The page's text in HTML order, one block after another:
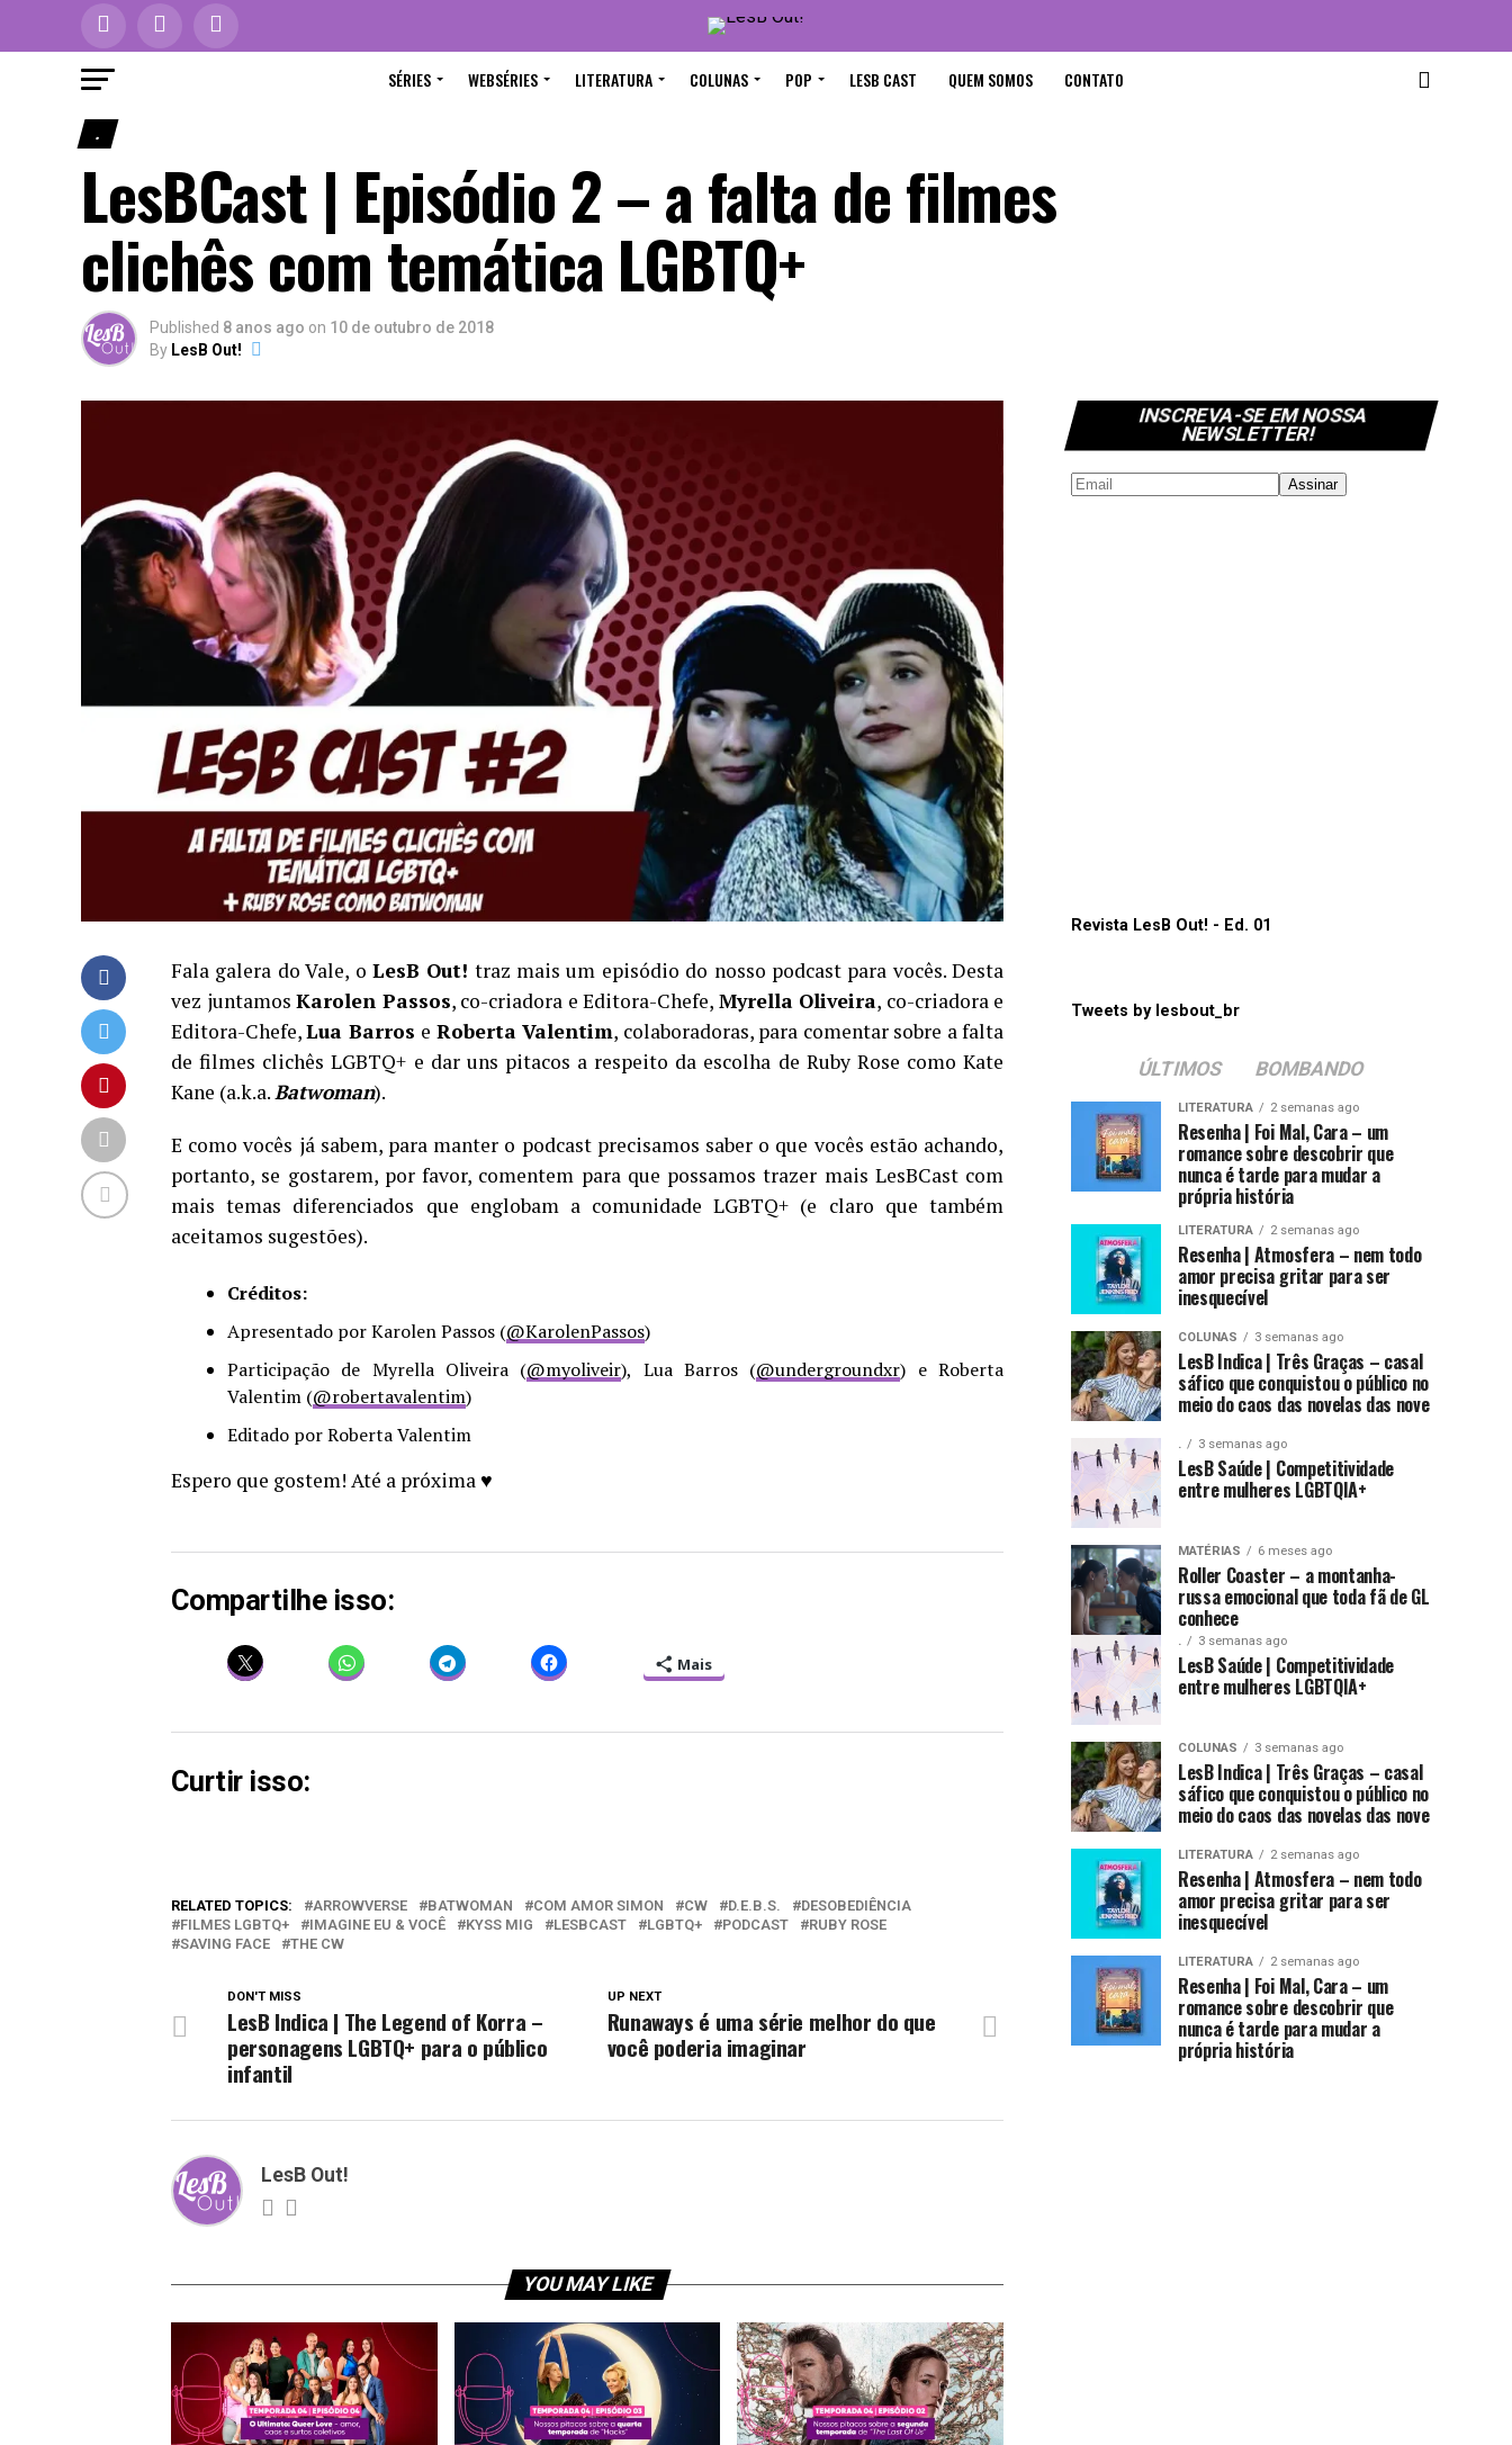
SÉRIES WEBSÉRIES LITERATURA COLUNAS POP LESB CAST QUEM SOMOS CONTATO
.
LesBCast | Episódio 2 – a falta de filmes
clichês com temática LGBTQ+
Published 8 anos ago on 10 de outubro de 2018
By LesB Out!
Fala galera do Vale, o LesB Out! traz mais um episódio do nosso podcast para vocês. Desta
vez juntamos Karolen Passos, co-criadora e Editora-Chefe, Myrella Oliveira, co-criadora e
Editora-Chefe,Lua Barros e Roberta Valentim, colaboradoras, para comentar sobre a falta
de filmes clichês LGBTQ+ e dar uns pitacos a respeito da escolha de Ruby Rose como Kate
Kane (a.k.a.Batwoman).
E como vocês já sabem, para manter o podcast precisamos saber o que vocês estão achando,
portanto, se gostarem, por favor, comentem para que possamos trazer mais LesBCast com
mais temas diferenciados que englobam a comunidade LGBTQ+ (e claro que também
aceitamos sugestões).
Créditos:
Apresentado por Karolen Passos (@KarolenPassos)
Participação de Myrella Oliveira (@myoliveir), Lua Barros (@undergroundxr) e Roberta
Valentim (@robertavalentim)
Editado por Roberta Valentim
Espero que gostem! Até a próxima ♥
Compartilhe isso:
Mais
Curtir isso:
RELATED TOPICS: ARROWVERSE BATWOMAN COM AMOR SIMON CW D.E.B.S.
DESOBEDIÊNCIA
FILMES LGBTQ+
IMAGINE EU & VOCÊ KYSS MIG LESBCAST LGBTQ+ PODCAST
RUBY ROSE
SAVING FACE
THE CW
UP NEXT
Runaways é uma série melhor do que
você poderia imaginar
DON'T MISS
LesB Indica | The Legend of Korra –
personagens LGBTQ+ para o público
infantil
LesB Out!
YOU MAY LIKE
INSCREVA-SE EM NOSSA
NEWSLETTER!
Revista LesB Out! - Ed. 01
Tweets by lesbout_br
ÚLTIMOS BOMBANDO
LITERATURA 2 semanas ago
Resenha | Foi Mal, Cara – um
romance sobre descobrir que
nunca é tarde para mudar a
própria história
LITERATURA 2 semanas ago
Resenha | Atmosfera – nem todo
amor precisa gritar para ser
inesquecível
COLUNAS 3 semanas ago
LesB Indica | Três Graças – casal
sáfico que conquistou o público no
meio do caos das novelas das nove
. 3 semanas ago
LesB Saúde | Competitividade
entre mulheres LGBTQIA+
MATÉRIAS 6 meses ago
Roller Coaster – a montanha-
russa emocional que toda fã de GL
conhece
. 3 semanas ago
LesB Saúde | Competitividade
entre mulheres LGBTQIA+
COLUNAS 3 semanas ago
LesB Indica | Três Graças – casal
sáfico que conquistou o público no
meio do caos das novelas das nove
LITERATURA 2 semanas ago
Resenha | Atmosfera – nem todo
amor precisa gritar para ser
inesquecível
LITERATURA 2 semanas ago
Resenha | Foi Mal, Cara – um
romance sobre descobrir que
nunca é tarde para mudar a
própria história